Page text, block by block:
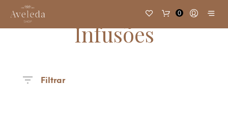
0
Infusões
Filtrar